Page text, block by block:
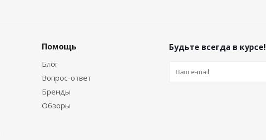
Помощь
Блог
Вопрос-ответ
Бренды
Обзоры
Будьте всегда в курсе!